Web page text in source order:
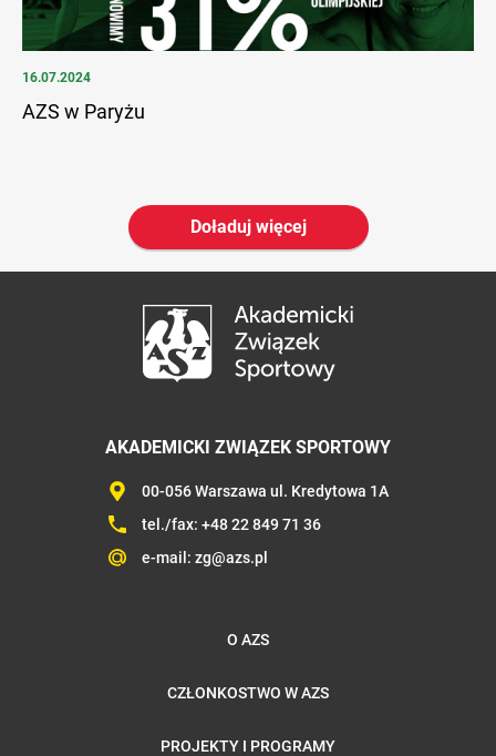
16.07.2024
AZS w Paryżu
Doładuj więcej
AKADEMICKI ZWIĄZEK SPORTOWY
00-056 Warszawa ul. Kredytowa 1A
tel./fax: +48 22 849 71 36
e-mail: zg@azs.pl
O AZS
CZŁONKOSTWO W AZS
PROJEKTY I PROGRAMY